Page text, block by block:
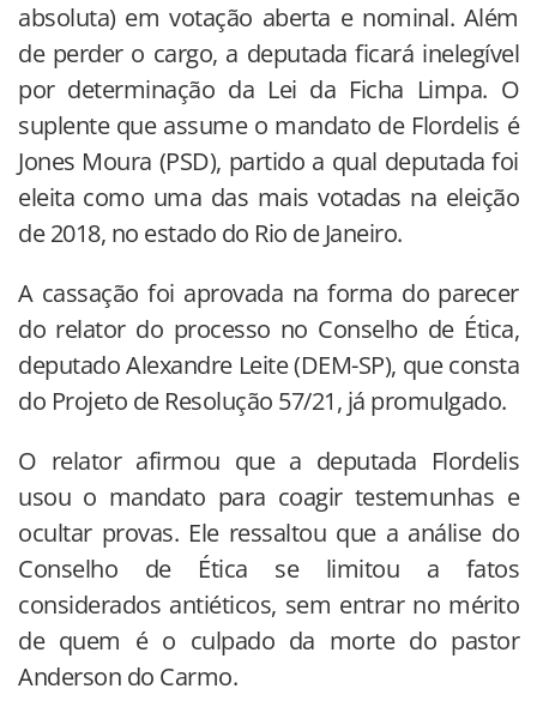
absoluta) em votação aberta e nominal. Além
de perder o cargo, a deputada ficará inelegível
por determinação da Lei da Ficha Limpa. O
suplente que assume o mandato de Flordelis é
Jones Moura (PSD), partido a qual deputada foi
eleita como uma das mais votadas na eleição
de 2018, no estado do Rio de Janeiro.
A cassação foi aprovada na forma do parecer
do relator do processo no Conselho de Ética,
deputado Alexandre Leite (DEM-SP), que consta
do Projeto de Resolução 57/21, já promulgado.
O relator afirmou que a deputada Flordelis
usou o mandato para coagir testemunhas e
ocultar provas. Ele ressaltou que a análise do
Conselho de Ética se limitou a fatos
considerados antiéticos, sem entrar no mérito
de quem é o culpado da morte do pastor
Anderson do Carmo.